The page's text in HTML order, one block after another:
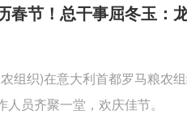
春节！总干事屈冬玉：
组织)在意大利首都罗马粮农
员齐聚一堂，欢庆佳节。